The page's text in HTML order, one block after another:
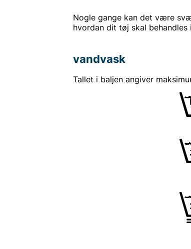
Nogle gange kan det være
hvordan dit tøj skal behandles
vandvask
Tallet i baljen angiver